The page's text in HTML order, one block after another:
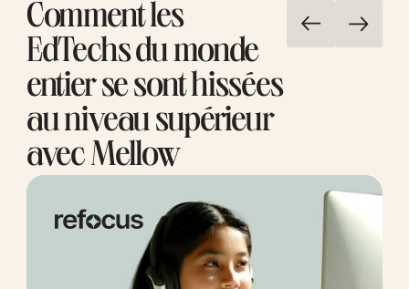
Comment les
EdTechs du monde
entier se sont hissées
au niveau supérieur
avec Mellow